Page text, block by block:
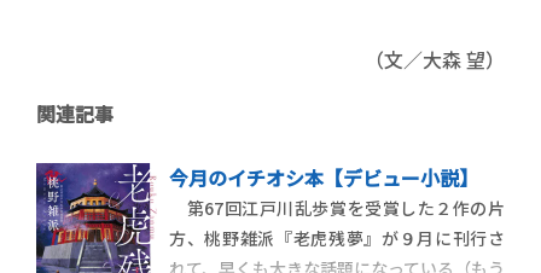
（文／大森 望）
関連記事
今月のイチオシ本【デビュー小説】
第67回江戸川乱歩賞を受賞した２作の片
方、桃野雑派『老虎残夢』が９月に刊行さ
れて、早くも大きな話題になっている（もう